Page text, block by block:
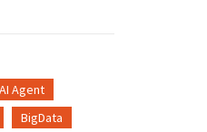
AI Agent
BigData